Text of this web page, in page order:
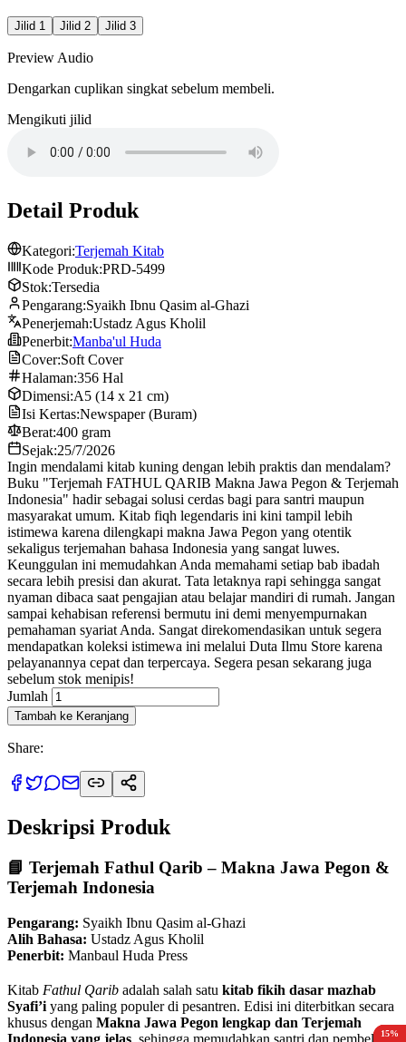
Jilid 1 Jilid 2 Jilid 3
Preview Audio
Dengarkan cuplikan singkat sebelum membeli.
Mengikuti jilid
Detail Produk
Kategori:Terjemah Kitab
Kode Produk:PRD-5499
Stok:Tersedia
Pengarang:Syaikh Ibnu Qasim al-Ghazi
Penerjemah:Ustadz Agus Kholil
Penerbit:Manba'ul Huda
Cover:Soft Cover
Halaman:356 Hal
Dimensi:A5 (14 x 21 cm)
Isi Kertas:Newspaper (Buram)
Berat:400 gram
Sejak:25/7/2026
Ingin mendalami kitab kuning dengan lebih praktis dan mendalam?
Buku "Terjemah FATHUL QARIB Makna Jawa Pegon & Terjemah
Indonesia" hadir sebagai solusi cerdas bagi para santri maupun
masyarakat umum. Kitab fiqh legendaris ini kini tampil lebih
istimewa karena dilengkapi makna Jawa Pegon yang otentik
sekaligus terjemahan bahasa Indonesia yang sangat luwes.
Keunggulan ini memudahkan Anda memahami setiap bab ibadah
secara lebih presisi dan akurat. Tata letaknya rapi sehingga sangat
nyaman dibaca saat pengajian atau belajar mandiri di rumah. Jangan
sampai kehabisan referensi bermutu ini demi menyempurnakan
pemahaman syariat Anda. Sangat direkomendasikan untuk segera
mendapatkan koleksi istimewa ini melalui Duta Ilmu Store karena
pelayanannya cepat dan terpercaya. Segera pesan sekarang juga
sebelum stok menipis!
Jumlah
Tambah ke Keranjang
Share:
Deskripsi Produk
📘 Terjemah Fathul Qarib – Makna Jawa Pegon &
Terjemah Indonesia
Pengarang: Syaikh Ibnu Qasim al-Ghazi
Alih Bahasa: Ustadz Agus Kholil
Penerbit: Manbaul Huda Press
Kitab Fathul Qarib adalah salah satu kitab fikih dasar mazhab
Syafi’i yang paling populer di pesantren. Edisi ini diterbitkan secara
khusus dengan Makna Jawa Pegon lengkap dan Terjemah
Indonesia yang jelas , sehingga memudahkan santri dan pembelajar
15%
10%
15%
15%
15%